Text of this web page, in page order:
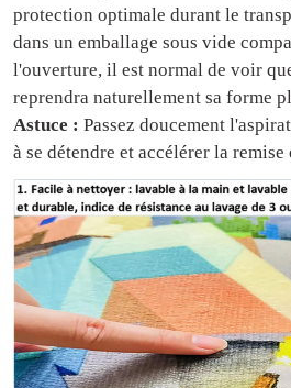
protection optimale durant le
dans un emballage sous vide
l'ouverture, il est normal de voir
reprendra naturellement sa forme
Astuce : Passez doucement
à se détendre et accélérer la remise